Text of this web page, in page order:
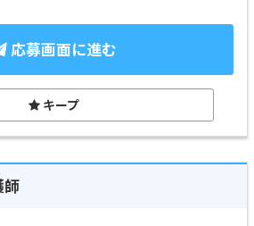
応募画面に進む
キープ
師